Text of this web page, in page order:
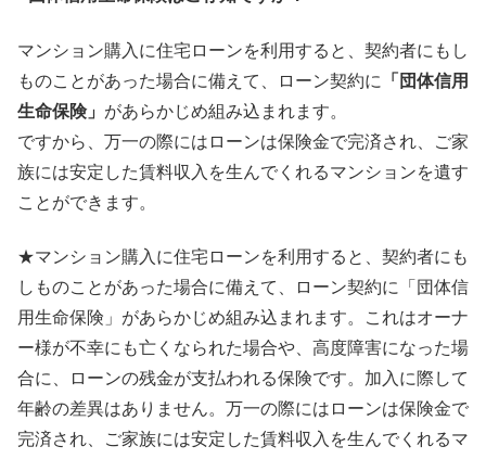
マンション購入に住宅ローンを利用すると、契約者にもし
ものことがあった場合に備えて、ローン契約に
「団体信用
生命保険」 があらかじめ組み込まれます。
ですから、万一の際にはローンは保険金で完済され、ご家
族には安定した賃料収入を生んでくれるマンションを遺す
ことができます。
★マンション購入に住宅ローンを利用すると、契約者にも
しものことがあった場合に備えて、ローン契約に「団体信
用生命保険」があらかじめ組み込まれます。これはオーナ
ー様が不幸にも亡くなられた場合や、高度障害になった場
合に、ローンの残金が支払われる保険です。加入に際して
年齢の差異はありません。万一の際にはローンは保険金で
完済され、ご家族には安定した賃料収入を生んでくれるマ